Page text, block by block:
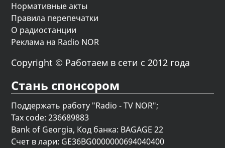
Нормативные акты
Правила перепечатки
О радиостанции
Реклама на Radio NOR
Copyright © Работаем в сети с 2012 года
Стань спонсором
Поддержать работу "Radio - TV NOR";
Tax code: 236689883
Bank of Georgia, Код банка: BAGAGE 22
Счет в лари: GE36BG0000000694040400